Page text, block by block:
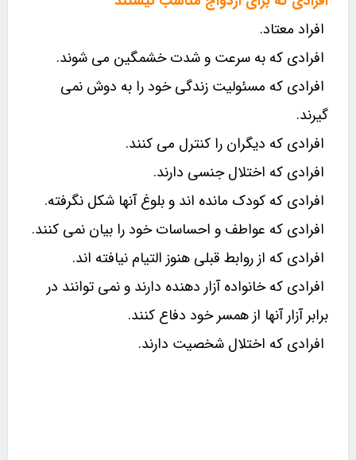
افراد معتاد.
افرادی که به سرعت و شدت خشمگین می شوند.
افرادی که مسئولیت زندگی خود را به دوش نمی
گیرند.
افرادی که دیگران را کنترل می کنند.
افرادی که اختلال جنسی دارند.
افرادی که کودک مانده اند و بلوغ آنها شکل نگرفته.
افرادی که عواطف و احساسات خود را بیان نمی کنند.
افرادی که از روابط قبلی هنوز التیام نیافته اند.
افرادی که خانواده آزار دهنده دارند و نمی توانند در
برابر آزار آنها از همسر خود دفاع کنند.
افرادی که اختلال شخصیت دارند.